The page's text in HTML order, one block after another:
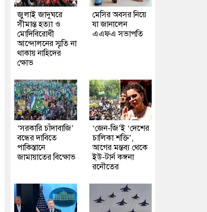
জুলাই জাদুঘরে
সীমান্ত হত্যা ও
মোদিবিরোধী
আন্দোলনের স্মৃতি না
থাকায় নাহিদের
ক্ষোভ
মেসির অবসর নিয়ে
যা জানালেন
এএফএ সভাপতি
‘সরকারি চাঁদাবাজি’
বন্ধের দাবিতে
পাকিস্তানে
জামায়াতের বিক্ষোভ
‘জেন-জি’ই ‘দেশের
চালিকা শক্তি’,
আগের মন্তব্য থেকে
ইউ-টার্ন কঙ্গনা
রনৌতের